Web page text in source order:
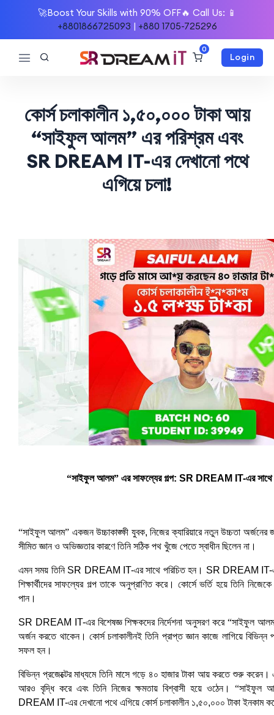
🚀Boost Your Skills with 90% OFF🔥 Call Us: 📱
+8801866725093 | +880 1705-725296
0
Login
কোর্স চলাকালীন ১,৫০,০০০ টাকা আয়
“সাইফুল আলম” এর পরিশ্রম এবং
SR DREAM IT-এর দেখানো পথে
এগিয়ে চলা!
“সাইফুল আলম” এর সাফল্যের গল্প: SR DREAM IT-এর
“সাইফুল আলম” একজন উচ্চাকাঙ্ক্ষী যুবক, নিজের ক্যারিয়ারে নতুন উচ্চতা
সীমিত জ্ঞান ও অভিজ্ঞতার কারণে তিনি সঠিক পথ খুঁজে পেতে স্বাধীন ছিলেন না।
এমন সময় তিনি SR DREAM IT-এর সাথে পরিচিত হন। SR DREAM IT-
শিক্ষার্থীদের সাফল্যের গল্প তাকে অনুপ্রাণিত করে। কোর্সে ভর্তি হয়ে তিনি
পান।
SR DREAM IT-এর বিশেষজ্ঞ শিক্ষকদের নির্দেশনা অনুসরণ করে “সাইফুল
অর্জন করতে থাকেন। কোর্স চলাকালীনই তিনি প্রাপ্ত জ্ঞান কাজে লাগিয়ে
সফল হন।
বিভিন্ন প্রজেক্টের মাধ্যমে তিনি মাসে গড়ে ৪০ হাজার টাকা আয় করতে শুরু
আরও বৃদ্ধি করে এবং তিনি নিজের ক্ষমতায় বিশ্বাসী হয়ে ওঠেন। “সাইফুল
DREAM IT-এর দেখানো পথে এগিয়ে কোর্স চলাকালীন ১,৫০,০০০ টাকা ইনকাম